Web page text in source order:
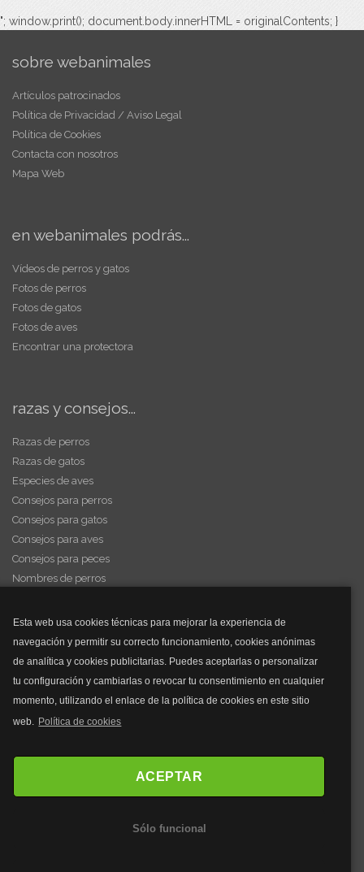
Esta web usa cookies técnicas para mejorar la experiencia de
navegación y permitir su correcto funcionamiento, cookies anónimas
de analítica y cookies publicitarias. Puedes aceptarlas o personalizar
tu configuración y cambiarlas o revocar tu consentimiento en cualquier
momento, utilizando el enlace de la política de cookies en este sitio
web. Política de cookies
ACEPTAR
Sólo funcional
"; window.print(); document.body.innerHTML = originalContents; }
sobre webanimales
Artículos patrocinados
Política de Privacidad / Aviso Legal
Política de Cookies
Contacta con nosotros
Mapa Web
en webanimales podrás...
Vídeos de perros y gatos
Fotos de perros
Fotos de gatos
Fotos de aves
Encontrar una protectora
razas y consejos...
Razas de perros
Razas de gatos
Especies de aves
Consejos para perros
Consejos para gatos
Consejos para aves
Consejos para peces
Nombres de perros
y mucho más...